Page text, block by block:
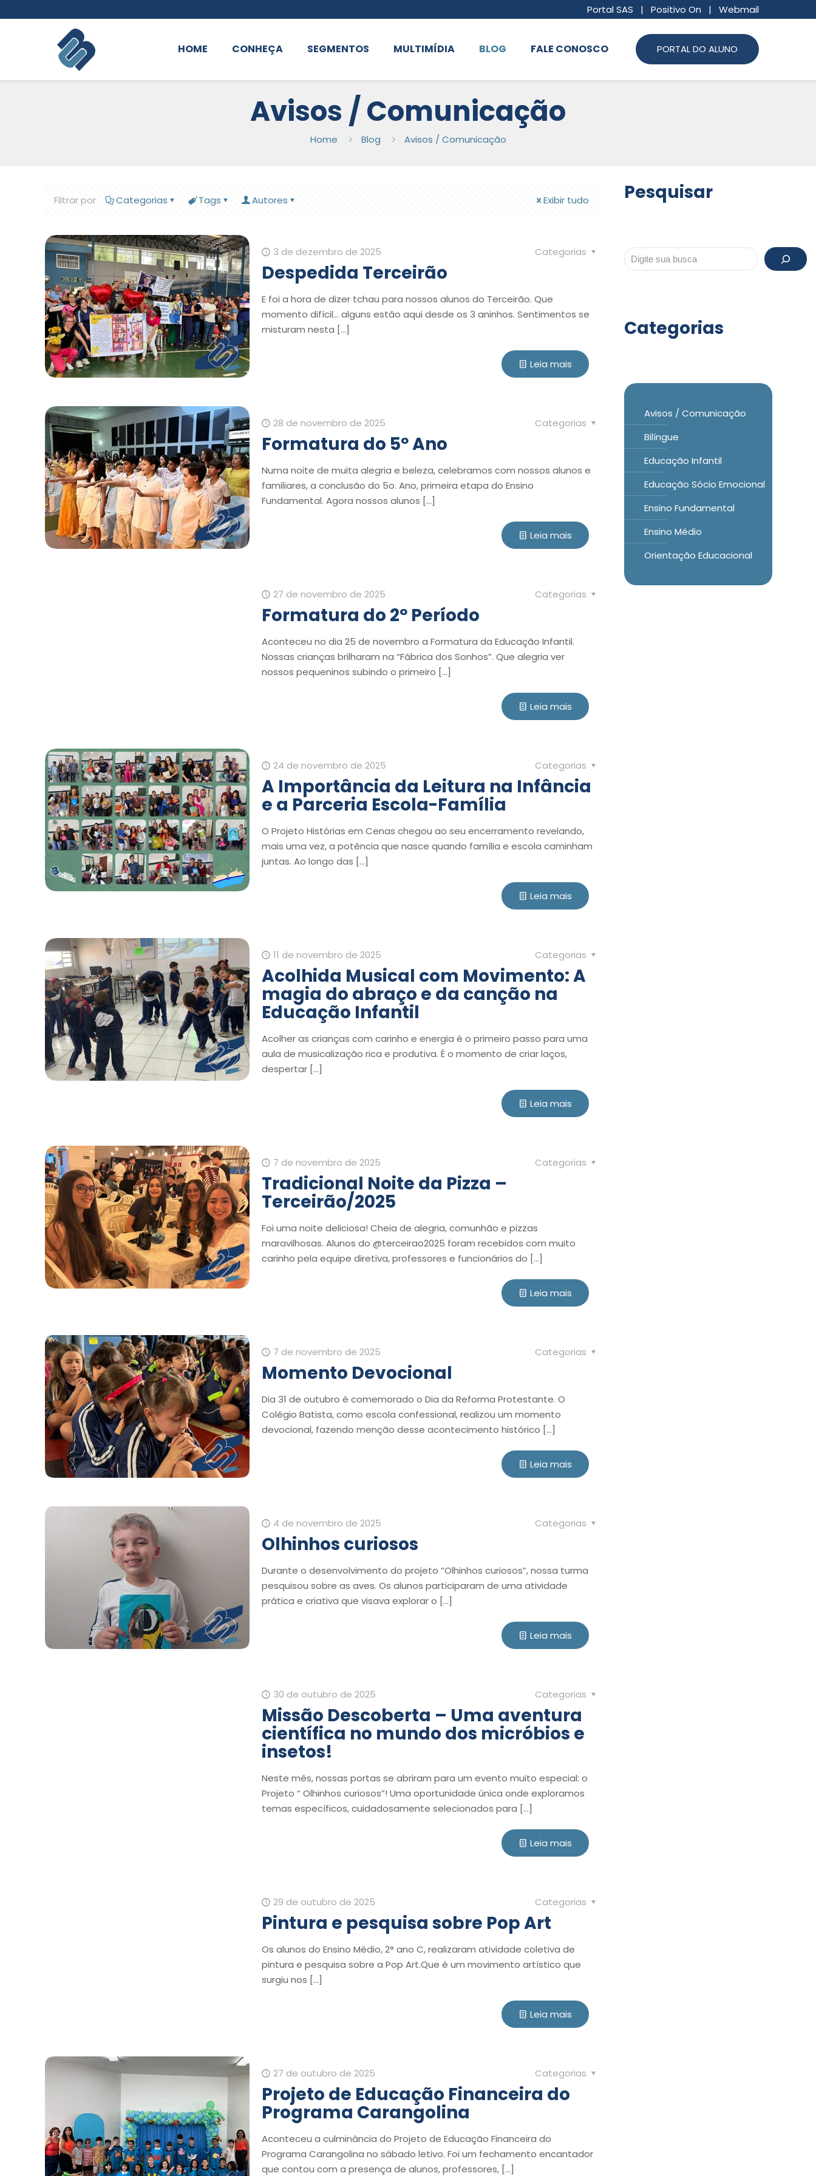
Portal SAS | Positivo On | Webmail
HOME CONHEÇA SEGMENTOS MULTIMÍDIA BLOG FALE CONOSCO PORTAL DO ALUNO
Avisos / Comunicação
Home Blog Avisos / Comunicação
Filtrar por Categorias Tags Autores Exibir tudo
3 de dezembro de 2025 Categorias
Despedida Terceirão
E foi a hora de dizer tchau para nossos alunos do Terceirão. Que
momento difícil… alguns estão aqui desde os 3 aninhos. Sentimentos se
misturam nesta […]
Leia mais
28 de novembro de 2025 Categorias
Formatura do 5º Ano
Numa noite de muita alegria e beleza, celebramos com nossos alunos e
familiares, a conclusão do 5o. Ano, primeira etapa do Ensino
Fundamental. Agora nossos alunos […]
Leia mais
27 de novembro de 2025 Categorias
Formatura do 2º Período
Aconteceu no dia 25 de novembro a Formatura da Educação Infantil.
Nossas crianças brilharam na “Fábrica dos Sonhos”. Que alegria ver
nossos pequeninos subindo o primeiro […]
Leia mais
24 de novembro de 2025 Categorias
A Importância da Leitura na Infância
e a Parceria Escola-Família
O Projeto Histórias em Cenas chegou ao seu encerramento revelando,
mais uma vez, a potência que nasce quando família e escola caminham
juntas. Ao longo das […]
Leia mais
11 de novembro de 2025 Categorias
Acolhida Musical com Movimento: A
magia do abraço e da canção na
Educação Infantil
Acolher as crianças com carinho e energia é o primeiro passo para uma
aula de musicalização rica e produtiva. É o momento de criar laços,
despertar[…]
Leia mais
7 de novembro de 2025 Categorias
Tradicional Noite da Pizza –
Terceirão/2025
Foi uma noite deliciosa! Cheia de alegria, comunhão e pizzas
maravilhosas. Alunos do @terceirao2025 foram recebidos com muito
carinho pela equipe diretiva, professores e funcionários do […]
Leia mais
7 de novembro de 2025 Categorias
Momento Devocional
Dia 31 de outubro é comemorado o Dia da Reforma Protestante. O
Colégio Batista, como escola confessional, realizou um momento
devocional, fazendo menção desse acontecimento histórico […]
Leia mais
4 de novembro de 2025 Categorias
Olhinhos curiosos
Durante o desenvolvimento do projeto “Olhinhos curiosos”, nossa turma
pesquisou sobre as aves. Os alunos participaram de uma atividade
prática e criativa que visava explorar o […]
Leia mais
30 de outubro de 2025 Categorias
Missão Descoberta – Uma aventura
científica no mundo dos micróbios e
insetos!
Neste mês, nossas portas se abriram para um evento muito especial: o
Projeto “ Olhinhos curiosos”! Uma oportunidade única onde exploramos
temas específicos, cuidadosamente selecionados para […]
Leia mais
29 de outubro de 2025 Categorias
Pintura e pesquisa sobre Pop Art
Os alunos do Ensino Médio, 2° ano C, realizaram atividade coletiva de
pintura e pesquisa sobre a Pop Art.Que é um movimento artístico que
surgiu nos […]
Leia mais
27 de outubro de 2025 Categorias
Projeto de Educação Financeira do
Programa Carangolina
Aconteceu a culminância do Projeto de Educação Financeira do
Programa Carangolina no sábado letivo. Foi um fechamento encantador
que contou com a presença de alunos, professores,[…]
Pesquisar
Pesquisar
Categorias
Avisos / Comunicação
Bilíngue
Educação Infantil
Educação Sócio Emocional
Ensino Fundamental
Ensino Médio
Orientação Educacional